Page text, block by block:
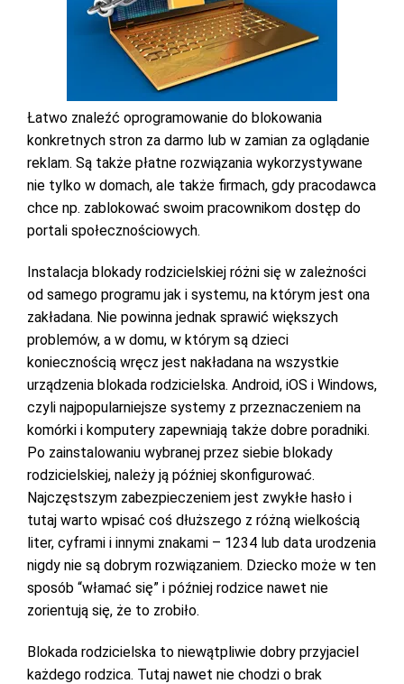
Łatwo znaleźć oprogramowanie do blokowania
konkretnych stron za darmo lub w zamian za oglądanie
reklam. Są także płatne rozwiązania wykorzystywane
nie tylko w domach, ale także firmach, gdy pracodawca
chce np. zablokować swoim pracownikom dostęp do
portali społecznościowych.
Instalacja blokady rodzicielskiej różni się w zależności
od samego programu jak i systemu, na którym jest ona
zakładana. Nie powinna jednak sprawić większych
problemów, a w domu, w którym są dzieci
koniecznością wręcz jest nakładana na wszystkie
urządzenia blokada rodzicielska. Android, iOS i Windows,
czyli najpopularniejsze systemy z przeznaczeniem na
komórki i komputery zapewniają także dobre poradniki.
Po zainstalowaniu wybranej przez siebie blokady
rodzicielskiej, należy ją później skonfigurować.
Najczęstszym zabezpieczeniem jest zwykłe hasło i
tutaj warto wpisać coś dłuższego z różną wielkością
liter, cyframi i innymi znakami – 1234 lub data urodzenia
nigdy nie są dobrym rozwiązaniem. Dziecko może w ten
sposób “włamać się” i później rodzice nawet nie
zorientują się, że to zrobiło.
Blokada rodzicielska to niewątpliwie dobry przyjaciel
każdego rodzica. Tutaj nawet nie chodzi o brak